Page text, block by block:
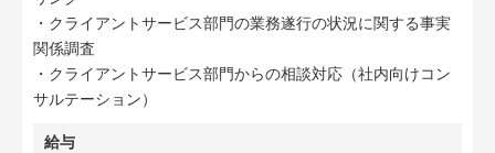
・クライアントサービス部門の業務遂行の状況に関する事実
関係調査
・クライアントサービス部門からの相談対応（社内向けコン
サルテーション）
給与